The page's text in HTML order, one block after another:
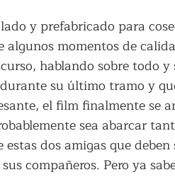
y prefabricado para
algunos momentos de
hablando sobre todo y
su último tramo y
el film finalmente se
sea abarcar
dos amigas que
compañeros. Pero ya